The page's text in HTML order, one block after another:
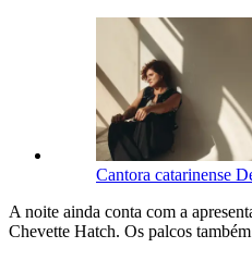
Cantora catarinense
A noite ainda conta com a
Chevette Hatch. Os palcos